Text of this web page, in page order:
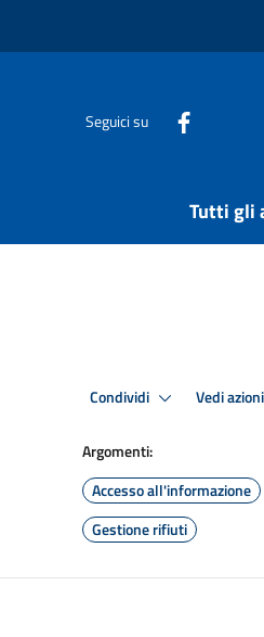
Seguici su
Tutti gli
Condividi Vedi azioni
Argomenti:
Accesso all'informazione
Gestione rifiuti